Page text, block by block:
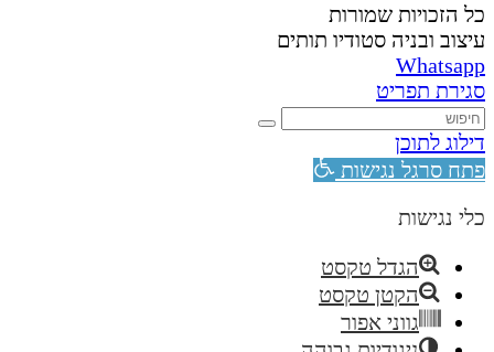
כל הזכויות שמורות
עיצוב ובניה סטודיו תותים
Whatsapp
סגירת תפריט
דילוג לתוכן
פתח סרגל נגישות
כלי נגישות
הגדל טקסט
הקטן טקסט
גווני אפור